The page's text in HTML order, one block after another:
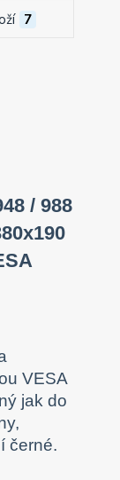
7
/ 988
VESA
jak do
černé.